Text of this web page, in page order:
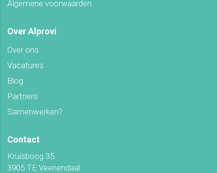
Algemene voorwaarden
Over Alprovi
Over ons
Vacatures
Blog
Partners
Samenwerken?
Contact
Kruisboog 35
3905 TE Veenendaal